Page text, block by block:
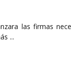
las firmas
...